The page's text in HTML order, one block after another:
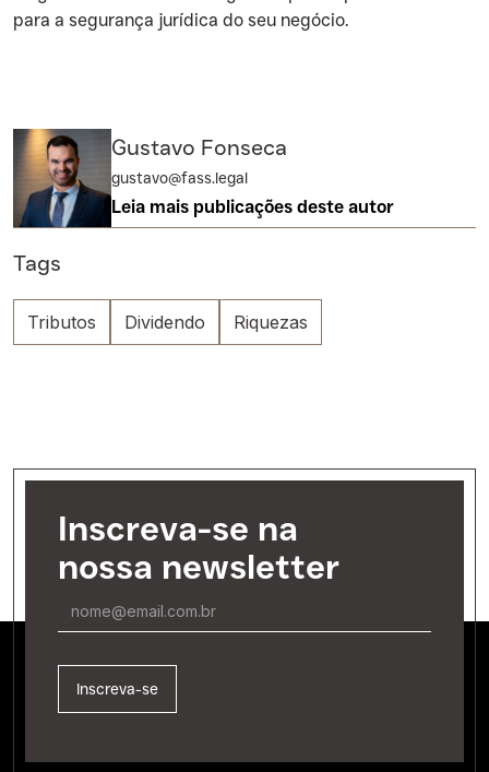
para a segurança jurídica do seu negócio.
Gustavo Fonseca
gustavo@fass.legal
Leia mais publicações deste autor
Tags
Tributos Dividendo Riquezas
Inscreva-se na
nossa newsletter